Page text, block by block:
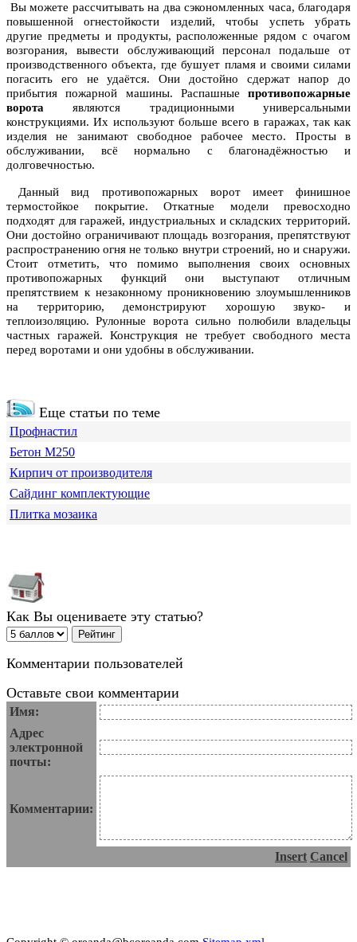
Вы можете рассчитывать на два сэкономленных часа, благодаря
повышенной огнестойкости изделий, чтобы успеть убрать
другие предметы и продукты, расположенные рядом с очагом
возгорания, вывести обслуживающий персонал подальше от
производственного объекта, где бушует пламя и своими силами
погасить его не удаётся. Они достойно сдержат напор до
прибытия пожарной машины. Распашные противопожарные
ворота являются традиционными универсальными
конструкциями. Их используют больше всего в гаражах, так как
изделия не занимают свободное рабочее место. Просты в
обслуживании, всё нормально с благонадёжностью и
долговечностью.
Данный вид противопожарных ворот имеет финишное
термостойкое покрытие. Откатные модели превосходно
подходят для гаражей, индустриальных и складских территорий.
Они достойно ограничивают площадь возгорания, препятствуют
распространению огня не только внутри строений, но и снаружи.
Стоит отметить, что помимо выполнения своих основных
противопожарных функций они выступают отличным
препятствием к незаконному проникновению злоумышленников
на территорию, демонстрируют хорошую звуко- и
теплоизоляцию. Рулонные ворота сильно полюбили владельцы
частных гаражей. Конструкция не требует свободного места
перед воротами и они удобны в обслуживании.
Еще статьи по теме
Профнастил
Бетон М250
Кирпич от производителя
Сайдинг комплектующие
Плитка мозаика
Как Вы оцениваете эту статью?
Комментарии пользователей
Оставьте свои комментарии
Имя:
Адрес
электронной
почты:
Комментарии:
Insert Cancel